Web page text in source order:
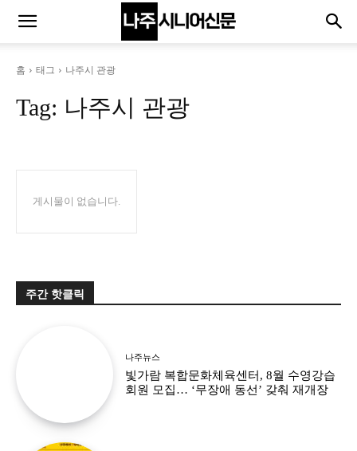
홈 태그 나주시 관광
Tag: 나주시 관광
게시물이 없습니다.
주간 핫클릭
나주뉴스
빛가람 복합문화체육센터, 8월 수영강습
회원 모집… ‘무장애 동선’ 갖춰 재개장